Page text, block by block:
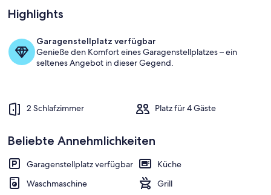
DTV*
Wasserspiel am Gartenteich
Highlights
Garagenstellplatz verfügbar
Genieße den Komfort eines Garagenstellplatzes – ein
seltenes Angebot in dieser Gegend.
2 Schlafzimmer Platz für 4 Gäste
Beliebte Annehmlichkeiten
Garagenstellplatz verfügbar
Küche
Waschmaschine
Grill